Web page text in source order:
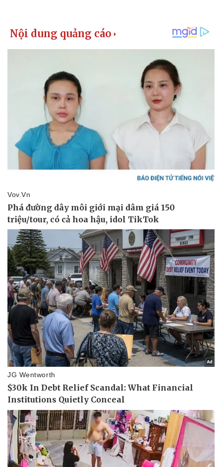
Kinh tế
Bất động sản
Thị trường
Giá vàng
Tiêu dùng
Giá cà phê